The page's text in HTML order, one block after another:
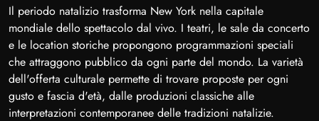
Il periodo natalizio trasforma New York nella capitale
mondiale dello spettacolo dal vivo. I teatri, le sale da concerto
e le location storiche propongono programmazioni speciali
che attraggono pubblico da ogni parte del mondo. La varietà
dell'offerta culturale permette di trovare proposte per ogni
gusto e fascia d'età, dalle produzioni classiche alle
interpretazioni contemporanee delle tradizioni natalizie.